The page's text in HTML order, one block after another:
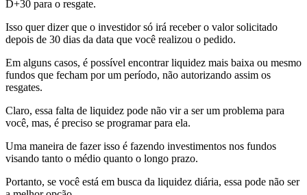
D+30 para o resgate.
Isso quer dizer que o investidor só irá receber o valor solicitado
depois de 30 dias da data que você realizou o pedido.
Em alguns casos, é possível encontrar liquidez mais baixa ou mesmo
fundos que fecham por um período, não autorizando assim os
resgates.
Claro, essa falta de liquidez pode não vir a ser um problema para
você, mas, é preciso se programar para ela.
Uma maneira de fazer isso é fazendo investimentos nos fundos
visando tanto o médio quanto o longo prazo.
Portanto, se você está em busca da liquidez diária, essa pode não ser